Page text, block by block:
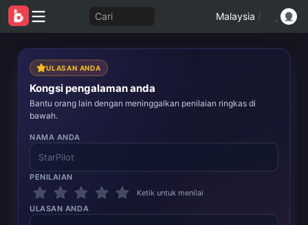
Cari Malaysia /
ULASAN ANDA
Kongsi pengalaman anda
Bantu orang lain dengan meninggalkan penilaian ringkas di
bawah.
NAMA ANDA
PENILAIAN
Ketik untuk menilai
ULASAN ANDA